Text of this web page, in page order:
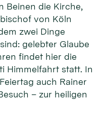
Beinen die Kirche,
von Köln
zwei Dinge
gelebter Glaube
findet hier die
Himmelfahrt statt. In
auch Rainer
– zur heiligen